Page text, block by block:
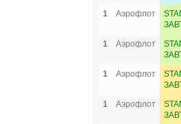
1
Аэрофлот
1
Аэрофлот
1
Аэрофлот
1
Аэрофлот